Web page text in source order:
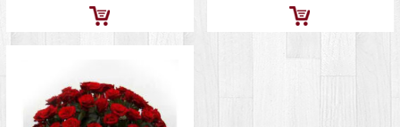
Добавить
корзину
Добавить
в
корзину